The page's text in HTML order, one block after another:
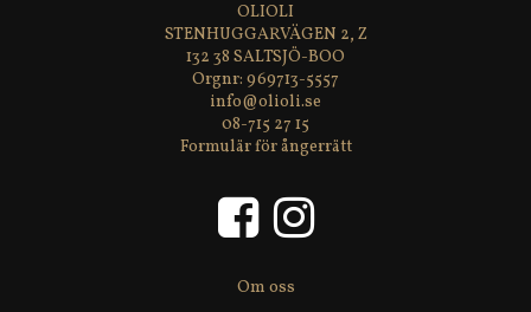
OLIOLI
STENHUGGARVÄGEN 2, Z
132 38 SALTSJÖ-BOO
info@olioli.se
08-715 27 15
Formulär för ångerrätt
969713-5557
Om oss